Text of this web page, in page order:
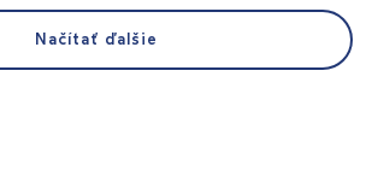
Načítať ďalšie